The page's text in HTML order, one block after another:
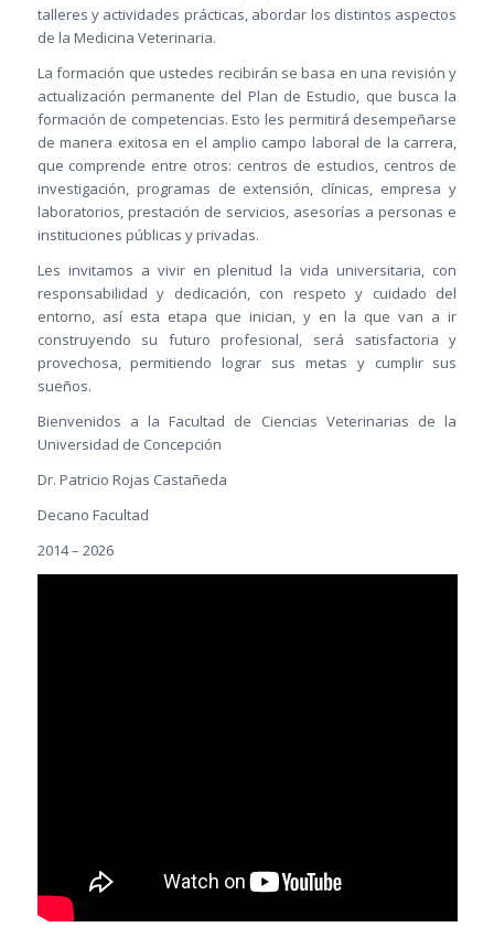
talleres y actividades prácticas, abordar los distintos aspectos
de la Medicina Veterinaria.
La formación que ustedes recibirán se basa en una revisión y
actualización permanente del Plan de Estudio, que busca la
formación de competencias. Esto les permitirá desempeñarse
de manera exitosa en el amplio campo laboral de la carrera,
que comprende entre otros: centros de estudios, centros de
investigación, programas de extensión, clínicas, empresa y
laboratorios, prestación de servicios, asesorías a personas e
instituciones públicas y privadas.
Les invitamos a vivir en plenitud la vida universitaria, con
responsabilidad y dedicación, con respeto y cuidado del
entorno, así esta etapa que inician, y en la que van a ir
construyendo su futuro profesional, será satisfactoria y
provechosa, permitiendo lograr sus metas y cumplir sus
sueños.
Bienvenidos a la Facultad de Ciencias Veterinarias de la
Universidad de Concepción
Dr. Patricio Rojas Castañeda
Decano Facultad
2014 – 2026